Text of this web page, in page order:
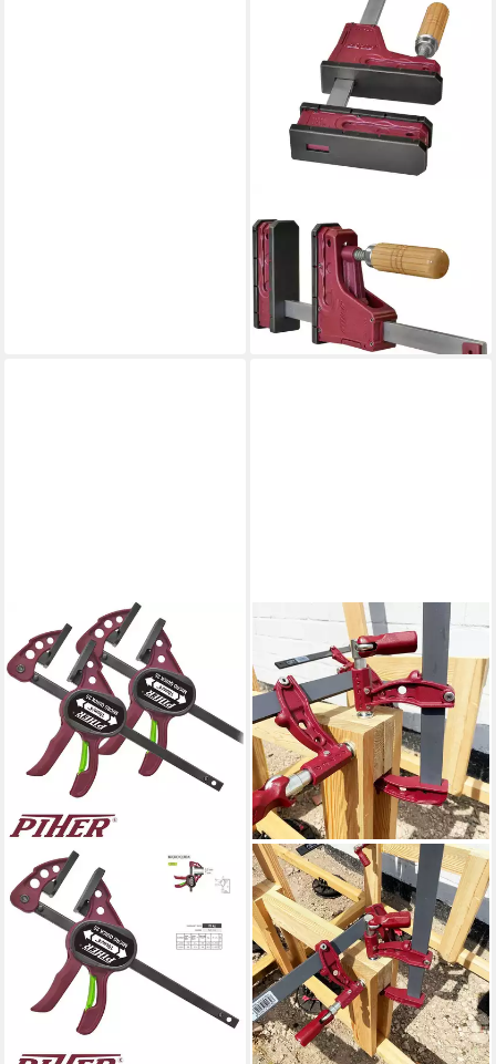
Schraubzwinge Parallel
Schraubzwinge 400 kg 60
cm, (1 Stück)
ab 43,90 €
lieferbar - in 2-3 Werktagen bei dir